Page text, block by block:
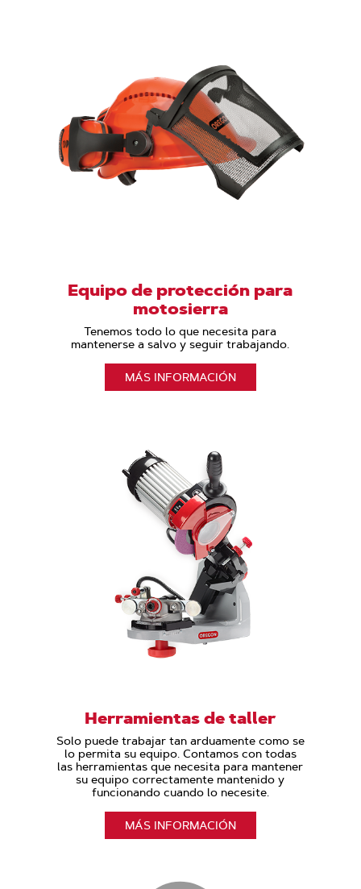
Equipo de protección para
motosierra
Tenemos todo lo que necesita para
mantenerse a salvo y seguir trabajando.
MÁS INFORMACIÓN
Herramientas de taller
Solo puede trabajar tan arduamente como se
lo permita su equipo. Contamos con todas
las herramientas que necesita para mantener
su equipo correctamente mantenido y
funcionando cuando lo necesite.
MÁS INFORMACIÓN